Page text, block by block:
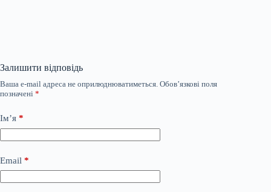
Залишити відповідь
Ваша e-mail адреса не оприлюднюватиметься. Обов’язкові поля
позначені *
Ім’я *
Email *